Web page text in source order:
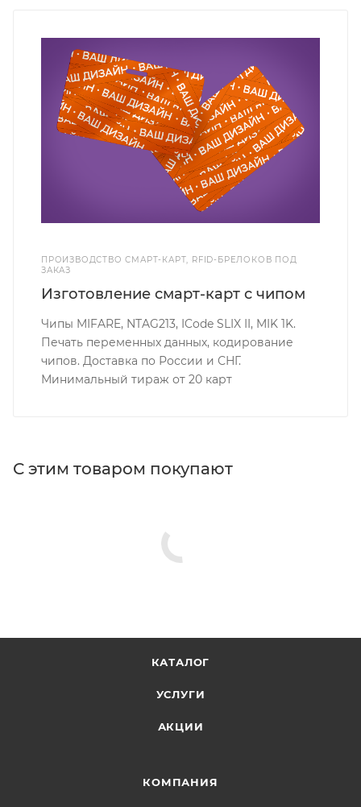
ПРОИЗВОДСТВО СМАРТ-КАРТ, RFID-БРЕЛОКОВ ПОД
ЗАКАЗ
Изготовление смарт-карт с чипом
Чипы MIFARE, NTAG213, ICode SLIX II, MIK 1K.
Печать переменных данных, кодирование
чипов. Доставка по России и СНГ.
Минимальный тираж от 20 карт
С этим товаром покупают
КАТАЛОГ
УСЛУГИ
АКЦИИ
КОМПАНИЯ